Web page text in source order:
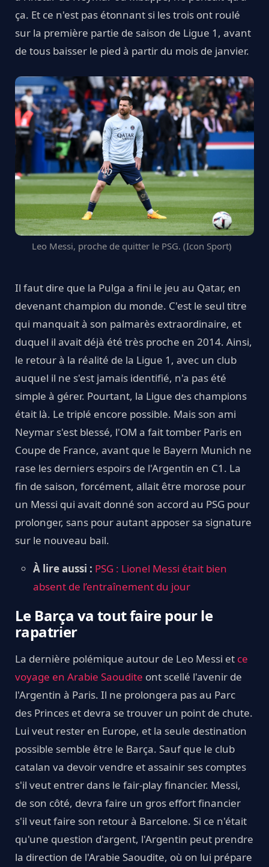
ça. Et ce n'est pas étonnant si les trois ont roulé
sur la première partie de saison de Ligue 1, avant
de tous baisser le pied à partir du mois de janvier.
Leo Messi, proche de quitter le PSG. (Icon Sport)
Il faut dire que la Pulga a fini le jeu au Qatar, en
devenant champion du monde. C'est le seul titre
qui manquait à son palmarès extraordinaire, et
duquel il avait déjà été très proche en 2014. Ainsi,
le retour à la réalité de la Ligue 1, avec un club
auquel il ne s'est jamais identifié, n'a pas été
simple à gérer. Pourtant, la Ligue des champions
était là. Le triplé encore possible. Mais son ami
Neymar s'est blessé, l'OM a fait tomber Paris en
Coupe de France, avant que le Bayern Munich ne
rase les derniers espoirs de l'Argentin en C1. La
fin de saison, forcément, allait être morose pour
un Messi qui avait donné son accord au PSG pour
prolonger, sans pour autant apposer sa signature
sur le nouveau bail.
À lire aussi : PSG : Lionel Messi était bien
absent de l’entraînement du jour
Le Barça va tout faire pour le
rapatrier
La dernière polémique autour de Leo Messi et ce
voyage en Arabie Saoudite ont scellé l'avenir de
l'Argentin à Paris. Il ne prolongera pas au Parc
des Princes et devra se trouver un point de chute.
Lui veut rester en Europe, et la seule destination
possible semble être le Barça. Sauf que le club
catalan va devoir vendre et assainir ses comptes
s'il veut entrer dans le fair-play financier. Messi,
de son côté, devra faire un gros effort financier
s'il veut faire son retour à Barcelone. Si ce n'était
qu'une question d'argent, l'Argentin peut prendre
la direction de l'Arabie Saoudite, où on lui prépare